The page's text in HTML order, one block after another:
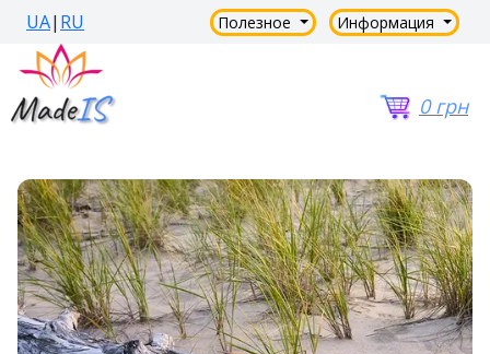
UA| RU Полезное Информация
0 грн